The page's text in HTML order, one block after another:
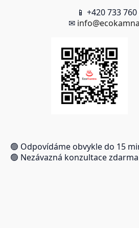
📱 +420 733
✉
🟢 Odpovídáme obvykle do 15
🟢 Nezávazná konzultace zdarma